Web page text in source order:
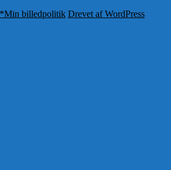
billedpolitik Drevet af WordPress